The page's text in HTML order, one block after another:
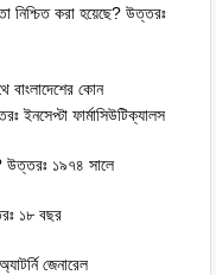
নিশ্চিত করা হয়েছে? উত্তরঃ
কোন
ইনসেপ্টা ফার্মাসিউটিক্যালস
উত্তরঃ ১৯৭৪ সালে
১৮ বছর
জেনারেল